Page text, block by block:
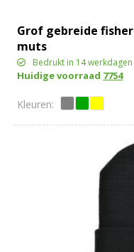
Grof gebreide fisher
muts
Bedrukt in 14 werkdagen
Huidige voorraad 7754